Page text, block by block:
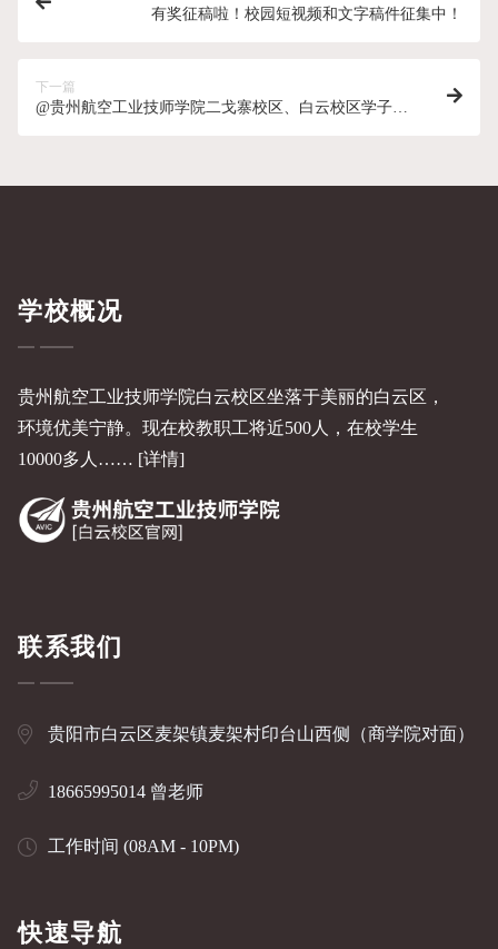
有奖征稿啦！校园短视频和文字稿件征集中！
下一篇
@贵州航空工业技师学院二戈寨校区、白云校区学子，
学校概况
贵州航空工业技师学院白云校区坐落于美丽的白云区，
环境优美宁静。现在校教职工将近500人，在校学生
10000多人…… [详情]
联系我们
贵阳市白云区麦架镇麦架村印台山西侧（商学院对面）
18665995014 曾老师
工作时间 (08AM - 10PM)
快速导航